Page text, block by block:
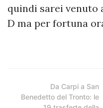
quindi sarei venuto
D ma per fortuna
Da Carpi a San
Benedetto del Tronto: le